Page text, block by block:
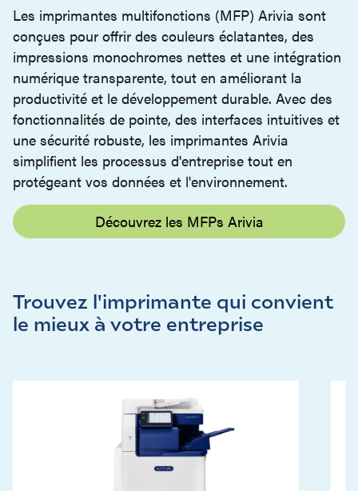
Les imprimantes multifonctions (MFP) Arivia sont
conçues pour offrir des couleurs éclatantes, des
impressions monochromes nettes et une intégration
numérique transparente, tout en améliorant la
productivité et le développement durable. Avec des
fonctionnalités de pointe, des interfaces intuitives et
une sécurité robuste, les imprimantes Arivia
simplifient les processus d'entreprise tout en
protégeant vos données et l'environnement.
Découvrez les MFPs Arivia
Trouvez l'imprimante qui convient
le mieux à votre entreprise